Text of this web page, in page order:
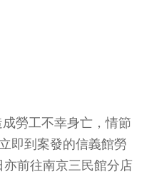
勞工不幸身亡，情節
即到案發的信義館勞
前往南京三民館分店